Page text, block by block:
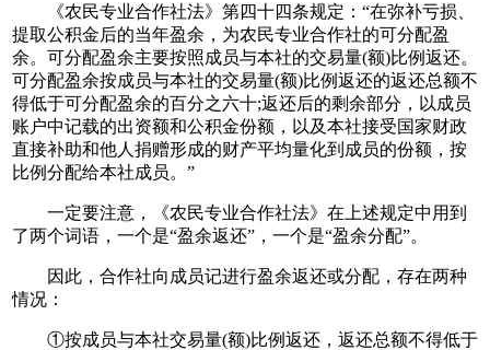
《农民专业合作社法》第四十四条规定：“在弥补亏损、
提取公积金后的当年盈余，为农民专业合作社的可分配盈
余。可分配盈余主要按照成员与本社的交易量(额)比例返还。
可分配盈余按成员与本社的交易量(额)比例返还的返还总额不
得低于可分配盈余的百分之六十;返还后的剩余部分，以成员
账户中记载的出资额和公积金份额，以及本社接受国家财政
直接补助和他人捐赠形成的财产平均量化到成员的份额，按
比例分配给本社成员。”
一定要注意，《农民专业合作社法》在上述规定中用到
了两个词语，一个是“盈余返还”，一个是“盈余分配”。
因此，合作社向成员记进行盈余返还或分配，存在两种
情况：
①按成员与本社交易量(额)比例返还，返还总额不得低于